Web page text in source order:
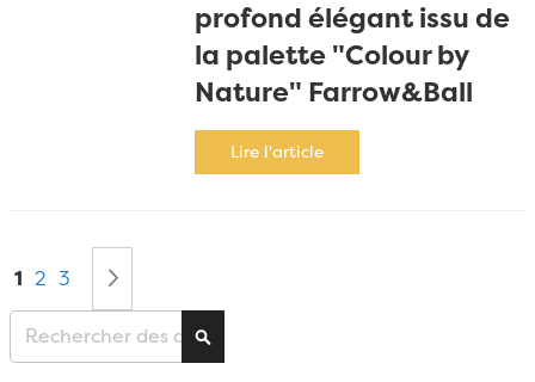
profond élégant issu de
la palette "Colour by
Nature" Farrow&Ball
Lire l'article
Vous lisez actuellement la page
1 Page
2 Page
3
Chercher